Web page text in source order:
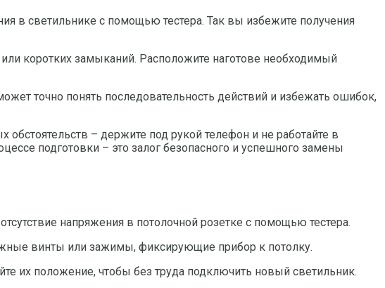
в светильнике с помощью тестера. Так вы избежите получения
коротких замыканий. Расположите наготове необходимый
точно понять последовательность действий и избежать ошибок,
– держите под рукой телефон и не работайте в
подготовки – это залог безопасного и успешного замены
напряжения в потолочной розетке с помощью тестера.
винты или зажимы, фиксирующие прибор к потолку.
их положение, чтобы без труда подключить новый светильник.